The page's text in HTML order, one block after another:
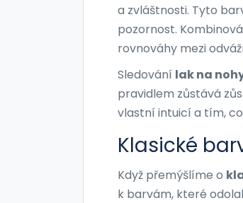
a zvláštnosti. Tyto
pozornost.
rovnováhy mezi
Sledování lak na
pravidlem zůstává
vlastní intuicí a tím,
Klasické
Když přemýšlíme o
k barvám, které